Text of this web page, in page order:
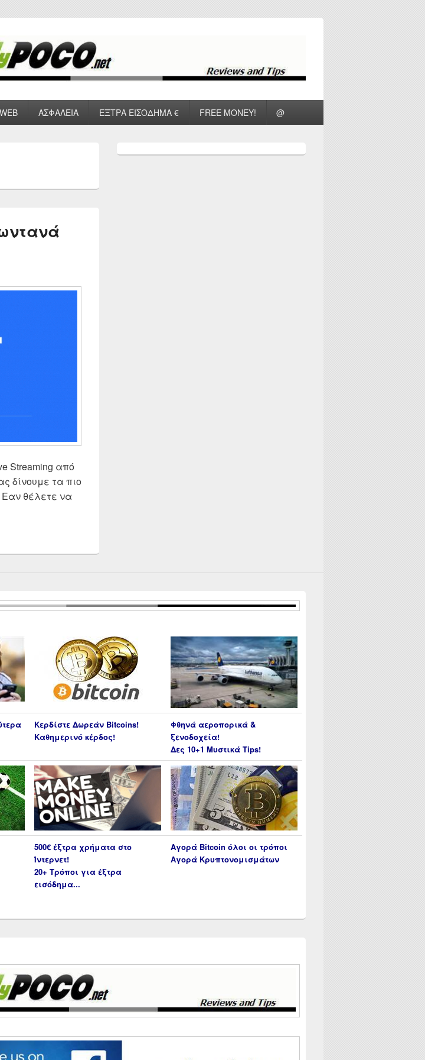
WEB ΑΣΦΑΛΕΙΑ ΕΞΤΡΑ ΕΙΣΟΔΗΜΑ € FREE MONEY! @
Streaming από
δίνουμε τα πιο
θέλετε να
ζωντανά ΣΚΑΙ τηλεόραση
Sidebar
Κερδίστε Δωρεάν Bitcoins!
Καθημερινό κέρδος!
Φθηνά αεροπορικά &
ξενοδοχεία!
Δες 10+1 Μυστικά Tips!
500€ έξτρα χρήματα στο
Ίντερνετ!
20+ Τρόποι για έξτρα
εισόδημα...
Αγορά Bitcoin όλοι οι τρόποι
Αγορά Κρυπτονομισμάτων